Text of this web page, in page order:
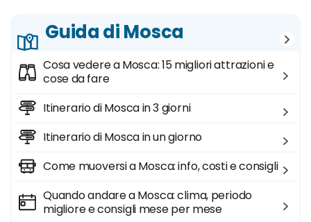
Guida di Mosca
Cosa vedere a Mosca: 15 migliori attrazioni e
cose da fare
Itinerario di Mosca in 3 giorni
Itinerario di Mosca in un giorno
Come muoversi a Mosca: info, costi e consigli
Quando andare a Mosca: clima, periodo
migliore e consigli mese per mese